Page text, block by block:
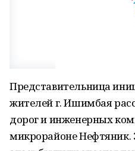
Представительница
жителей г. Ишимбая
дорог и инженерных
микрорайоне Нефтяник.